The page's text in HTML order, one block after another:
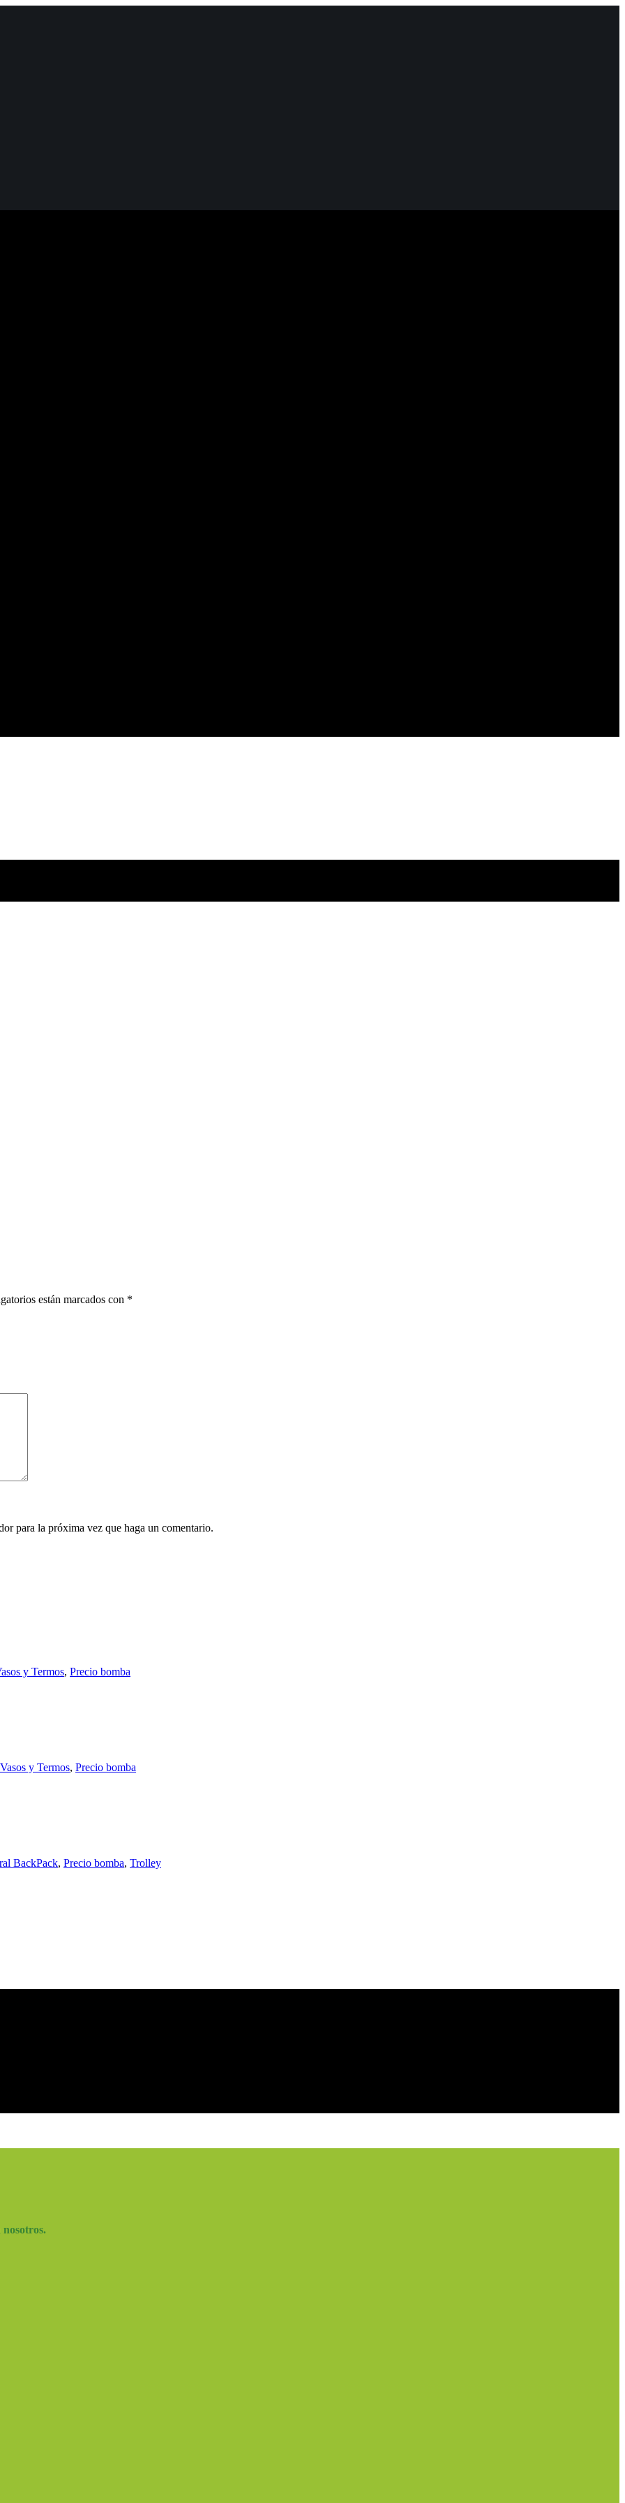
están marcados con *
para la próxima vez que haga un comentario.
y Termos, Precio bomba
y Termos, Precio bomba
BackPack, Precio bomba, Trolley
nosotros.